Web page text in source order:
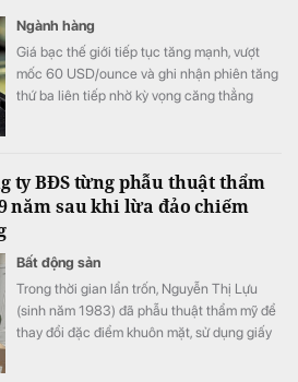
Ngành hàng
Giá bạc thế giới tiếp tục tăng mạnh, vượt
mốc 60 USD/ounce và ghi nhận phiên tăng
thứ ba liên tiếp nhờ kỳ vọng căng thẳng
ty BĐS từng phẫu thuật thẩm
năm sau khi lừa đảo chiếm
Bất động sản
Trong thời gian lẩn trốn, Nguyễn Thị Lựu
(sinh năm 1983) đã phẫu thuật thẩm mỹ để
thay đổi đặc điểm khuôn mặt, sử dụng giấy